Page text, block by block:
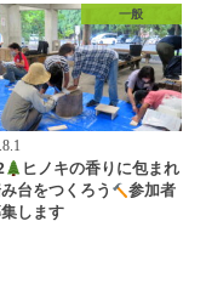
一般
ヒノキの香りに包まれ
台をつくろう
参加者
します